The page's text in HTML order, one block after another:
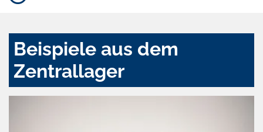
Beispiele aus dem
Zentrallager